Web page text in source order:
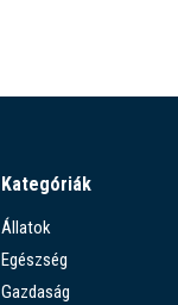
Kategóriák
Állatok
Egészség
Gazdaság